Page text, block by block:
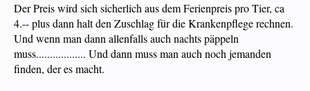
Der Preis wird sich sicherlich aus dem Ferienpreis pro Tier, ca
4.-- plus dann halt den Zuschlag für die Krankenpflege rechnen.
Und wenn man dann allenfalls auch nachts päppeln
muss.................. Und dann muss man auch noch jemanden
finden, der es macht.